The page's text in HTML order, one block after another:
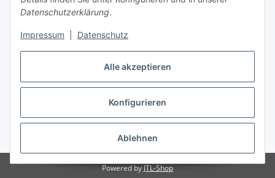
Alle akzeptieren
Konfigurieren
Ablehnen
Datenschutzerklärung.
Impressum Datenschutz
Vertrag widerrufen
* Alle Preise inkl. gesetzlicher USt., zzgl.Versand
Powered byJTL-Shop